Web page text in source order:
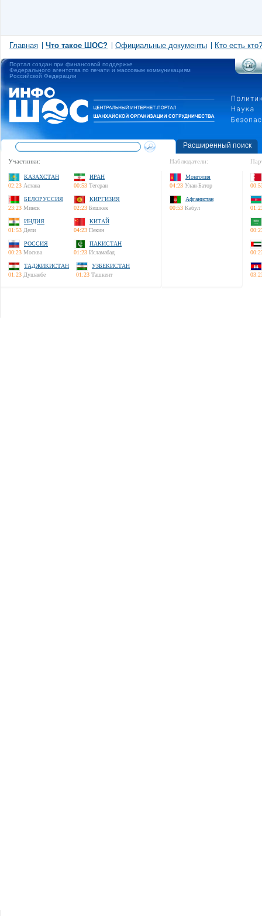
Главная Что такое ШОС? Официальные документы Кто есть кто?
Портал создан при финансовой поддержке
Федерального агентства по печати и массовым коммуникациям
Российской Федерации
Расширенный поиск
Участники:
КАЗАХСТАН
02:23 Астана
ИРАН
00:53 Тегеран
БЕЛОРУССИЯ
23:23 Минск
КИРГИЗИЯ
02:23 Бишкек
ИНДИЯ
01:53 Дели
КИТАЙ
04:23 Пекин
РОССИЯ
00:23 Москва
ПАКИСТАН
01:23 Исламабад
ТАДЖИКИСТАН
01:23 Душанбе
УЗБЕКИСТАН
01:23 Ташкент
Наблюдатели:
Монголия
04:23 Улан-Батор
Афганистан
00:53 Кабул